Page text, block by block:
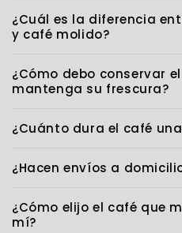
¿Cuál es la diferencia
y café molido?
¿Cómo debo conservar
mantenga su frescura?
¿Cuánto dura el café
¿Hacen envíos a
¿Cómo elijo el café que
mí?